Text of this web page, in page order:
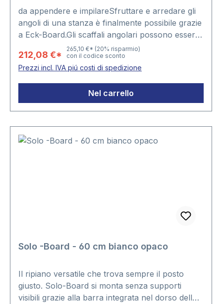
da appendere e impilareSfruttare e arredare gli
angoli di una stanza è finalmente possibile grazie
a Eck-Board.Gli scaffali angolari possono essere
appoggiati l’uno sull’altro o appesi singolarmente
mediante i pratici dispositivi di supporto fissati sul
retro del mobile.tutti i 4 formati in un set:
Dimensione 1 = 20 x 20 x 19 cmDimensione 2 =
30 x 30 x 23 cmDimensione 3 = 40 x 40 x 27
cmDimensione 4 = 50 x 50 x 31 cm
212,08 €*
265,10 €* (20% risparmio)
con il codice sconto
Prezzi incl. IVA piú costi di spedizione
Nel carrello
Solo -Board - 60 cm bianco opaco
Il ripiano versatile che trova sempre il posto
giusto. Solo-Board si monta senza supporti
visibili grazie alla barra integrata nel dorso dello